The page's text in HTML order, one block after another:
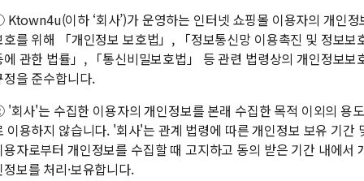
이하 ‘회사’)가 운영하는 인터넷 쇼핑몰 이용자의 개인정
호를 위해 「개인정보 보호법」, 「정보통신망 이용촉진 및 정보보
에 관한 법률」, 「통신비밀보호법」 등 관련 법령상의 개인정보보
정을 준수합니다.
회사'는 수집한 이용자의 개인정보를 본래 수집한 목적 이외의 용도
이용하지 않습니다. '회사'는 관계 법령에 따른 개인정보 보유 기간
용자로부터 개인정보를 수집할 때 고지하고 동의 받은 기간 내에서
정보를 처리·보유합니다.